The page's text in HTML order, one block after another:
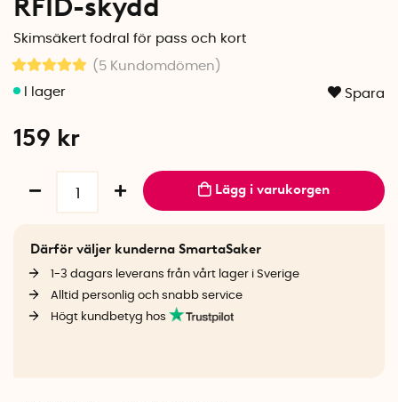
RFID-skydd
Skimsäkert fodral för pass och kort
(5 Kundomdömen )
Spara
159 kr
Lägg i varukorgen
Därför väljer kunderna SmartaSaker
1-3 dagars leverans från vårt lager i Sverige
Alltid personlig och snabb service
Högt kundbetyg hos